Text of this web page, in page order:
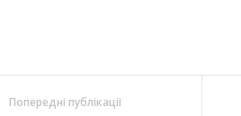
Попередні публікації